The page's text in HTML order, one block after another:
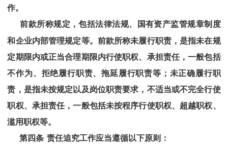
作。
前款所称规定，包括法律法规、国有资产监管规章制度
和企业内部管理规定等。前款所称未履行职责，是指未在规
定期限内或正当合理期限内行使职权、承担责任，一般包括
不作为、拒绝履行职责、拖延履行职责等；未正确履行职
责，是指未按规定以及岗位职责要求，不适当或不完全行使
职权、承担责任，一般包括未按程序行使职权、超越职权、
滥用职权等。
第四条 责任追究工作应当遵循以下原则：